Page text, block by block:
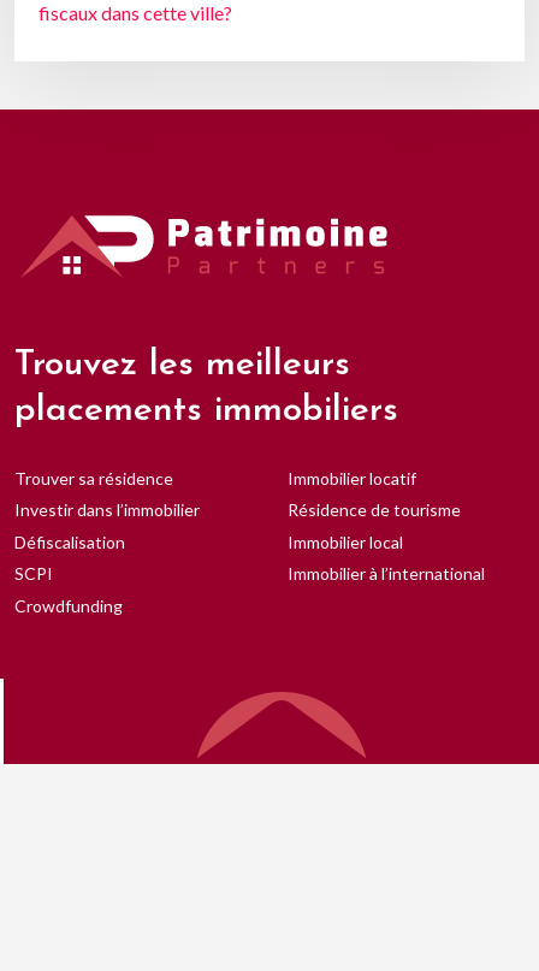
fiscaux dans cette ville?
Trouvez les meilleurs
placements immobiliers
Trouver sa résidence
Investir dans l’immobilier
Défiscalisation
SCPI
Crowdfunding
Immobilier locatif
Résidence de tourisme
Immobilier local
Immobilier à l’international